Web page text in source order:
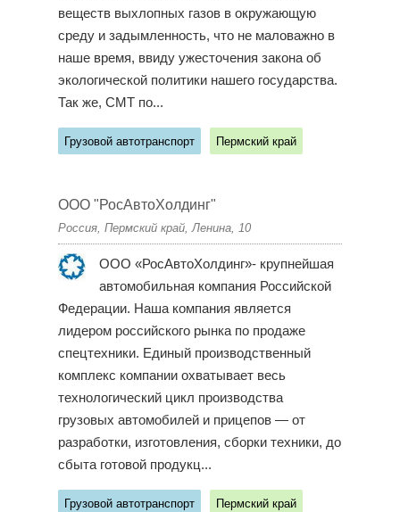
веществ выхлопных газов в окружающую
среду и задымленность, что не маловажно в
наше время, ввиду ужесточения закона об
экологической политики нашего государства.
Так же, СМТ по...
Грузовой автотранспорт Пермский край
ООО "РосАвтоХолдинг"
Россия, Пермский край, Ленина, 10
ООО «РосАвтоХолдинг»- крупнейшая
автомобильная компания Российской
Федерации. Наша компания является
лидером российского рынка по продаже
спецтехники. Единый производственный
комплекс компании охватывает весь
технологический цикл производства
грузовых автомобилей и прицепов — от
разработки, изготовления, сборки техники, до
сбыта готовой продукц...
Грузовой автотранспорт Пермский край